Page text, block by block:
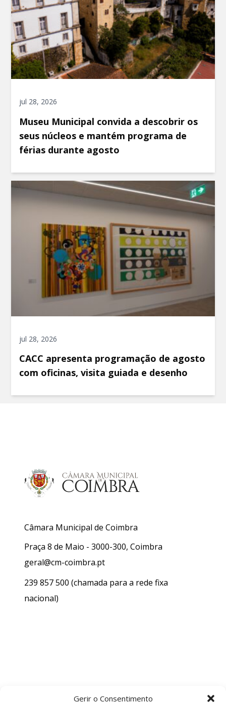
Gerir o Consentimento
jul 28, 2026
Museu Municipal convida a descobrir os
seus núcleos e mantém programa de
férias durante agosto
jul 28, 2026
CACC apresenta programação de agosto
com oficinas, visita guiada e desenho
Câmara Municipal de Coimbra
Praça 8 de Maio - 3000-300, Coimbra
geral@cm-coimbra.pt
239 857 500 (chamada para a rede fixa
nacional)